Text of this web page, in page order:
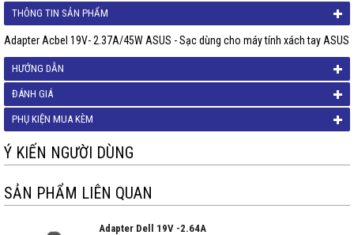
THÔNG TIN SẢN PHẨM
Adapter Acbel 19V- 2.37A/45W ASUS - Sạc dùng cho máy tính xách tay ASUS
HƯỚNG DẪN
ĐÁNH GIÁ
PHỤ KIỆN MUA KÈM
Ý KIẾN NGƯỜI DÙNG
SẢN PHẨM LIÊN QUAN
Adapter Dell 19V -2.64A